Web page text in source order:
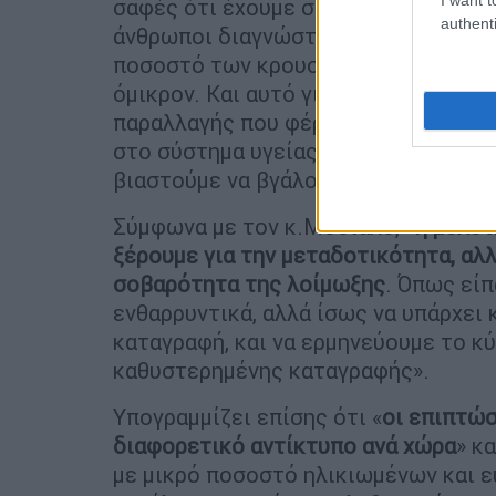
σαφές ότι έχουμε σημαντική
άνθρωποι διαγνώστηκαν θετικοί.
ποσοστό των κρουσμάτων που
όμικρον. Και αυτό γιατί γίνεται
παραλλαγής που φέρει κάθε
στο σύστημα υγείας στις επόμενες
βιαστούμε να βγάλουμε ακόμη
Σύμφωνα με τον κ.Μόσιαλο, «η
ξέρουμε για την μεταδοτικότητα,
σοβαρότητα της λοίμωξης. Όπως
ενθαρρυντικά, αλλά ίσως να
καταγραφή, και να ερμηνεύουμε το
καθυστερημένης καταγραφής».
Υπογραμμίζει επίσης ότι «οι
διαφορετικό αντίκτυπο ανά χώρα»
με μικρό ποσοστό ηλικιωμένων και